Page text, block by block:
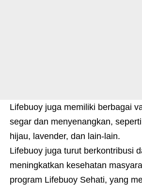
Lifebuoy juga memiliki berbagai
segar dan menyenangkan,
hijau, lavender, dan lain-lain.
Lifebuoy juga turut berkontribusi
meningkatkan kesehatan
program Lifebuoy Sehati, yang